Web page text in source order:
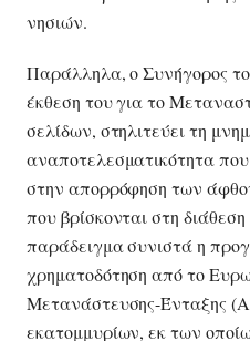
νησιών.
Παράλληλα, ο Συνήγορος
έκθεση του για το
σελίδων, στηλιτεύει τη
αναποτελεσματικότητα
στην απορρόφηση των
που βρίσκονται στη διάθεση
παράδειγμα συνιστά η
χρηματοδότηση από το
Μετανάστευσης-Ένταξης
εκατομμυρίων, εκ των